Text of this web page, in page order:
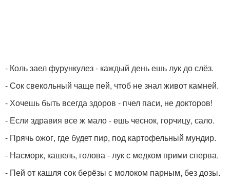
- Коль заел фурункулез - каждый день ешь лук до слёз.
- Сок свекольный чаще пей, чтоб не знал живот камней.
- Хочешь быть всегда здоров - пчел паси, не докторов!
- Если здравия все ж мало - ешь чеснок, горчицу, сало.
- Прячь ожог, где будет пир, под картофельный мундир.
- Насморк, кашель, голова - лук с медком прими сперва.
- Пей от кашля сок берёзы с молоком парным, без дозы.